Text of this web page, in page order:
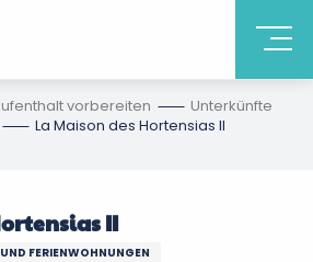
vorbereiten
Unterkünfte
La Maison des Hortensias II
II
FERIENWOHNUNGEN